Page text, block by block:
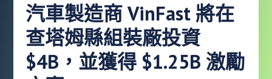
汽車製造商 VinFast 將在
查塔姆縣組裝廠投資
$4B，並獲得 $1.25B 激勵